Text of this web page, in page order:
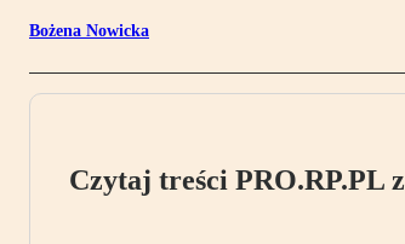
Bożena Nowicka
Czytaj treści PRO.RP.PL